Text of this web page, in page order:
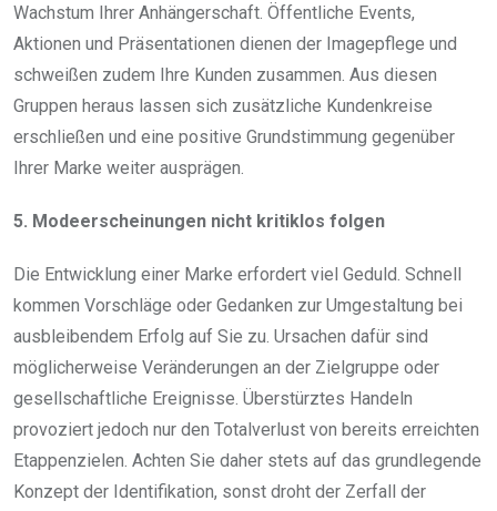
Wachstum Ihrer Anhängerschaft. Öffentliche Events,
Aktionen und Präsentationen dienen der Imagepflege und
schweißen zudem Ihre Kunden zusammen. Aus diesen
Gruppen heraus lassen sich zusätzliche Kundenkreise
erschließen und eine positive Grundstimmung gegenüber
Ihrer Marke weiter ausprägen.
5. Modeerscheinungen nicht kritiklos folgen
Die Entwicklung einer Marke erfordert viel Geduld. Schnell
kommen Vorschläge oder Gedanken zur Umgestaltung bei
ausbleibendem Erfolg auf Sie zu. Ursachen dafür sind
möglicherweise Veränderungen an der Zielgruppe oder
gesellschaftliche Ereignisse. Überstürztes Handeln
provoziert jedoch nur den Totalverlust von bereits erreichten
Etappenzielen. Achten Sie daher stets auf das grundlegende
Konzept der Identifikation, sonst droht der Zerfall der